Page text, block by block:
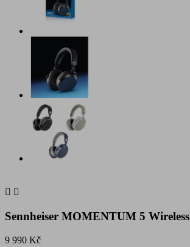
 
Sennheiser MOMENTUM 5 Wireless
9 990 Kč